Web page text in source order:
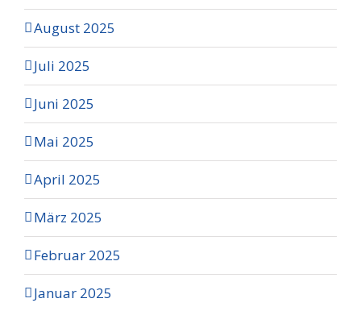
August 2025
Juli 2025
Juni 2025
Mai 2025
April 2025
März 2025
Februar 2025
Januar 2025